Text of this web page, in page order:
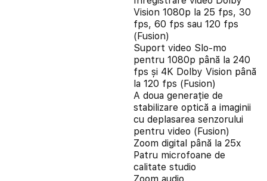
Vision 1080p la 25 fps, 30
fps, 60 fps sau 120 fps
(Fusion)
Suport video Slo-mo
pentru 1080p până la 240
fps și 4K Dolby Vision până
la 120 fps (Fusion)
A doua generație de
stabilizare optică a imaginii
cu deplasarea senzorului
pentru video (Fusion)
Zoom digital până la 25x
Patru microfoane de
calitate studio